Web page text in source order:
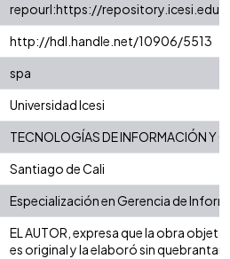
repourl:https://
http://hdl.handle.net/10906/5513
spa
Universidad Icesi
TECNOLOGÍAS DE INFORMACIÓN Y
Santiago de Cali
Especialización en Gerencia de
EL AUTOR, expresa que la obra
es original y la elaboró sin quebrantar